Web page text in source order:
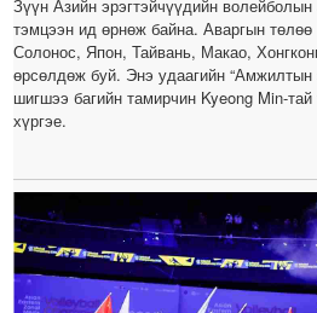
Зүүн Азийн эрэгтэйчүүдийн
тэмцээн ид өрнөж байна. Аваргын
Солонос, Япон, Тайвань, Макао,
өрсөлдөж буй. Энэ удаагийн
шигшээ багийн тамирчин Kyeong Min-
хүргэе.